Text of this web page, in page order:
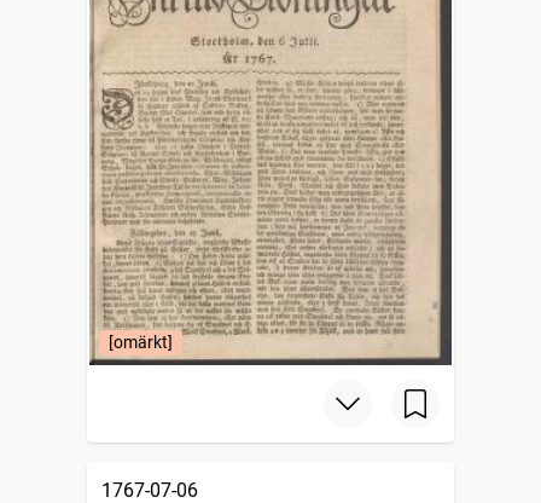
[omärkt]
1767-07-06